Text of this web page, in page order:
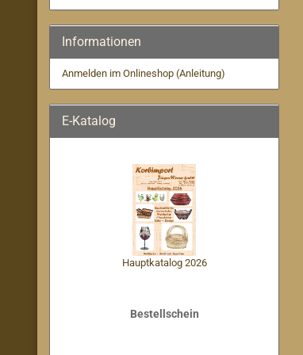
Informationen
Anmelden im Onlineshop (Anleitung)
E-Katalog
Hauptkatalog 2026
Bestellschein